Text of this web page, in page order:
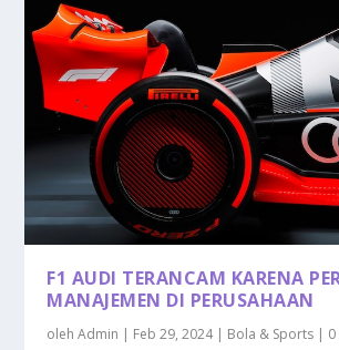
F1 AUDI TERANCAM KARENA
MANAJEMEN DI PERUSAHAAN
olehAdmin | Feb 29, 2024| Bola & Sports | 0